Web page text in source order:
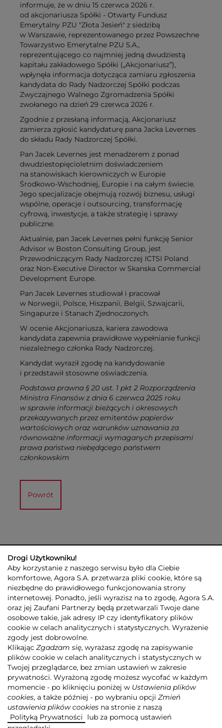
informuje, że w dniu 15 czerwca 2026 r.
od akcjonariusza Spółki - Otwarty Fundusz
Emerytalny PZU "Złota Jesień" z siedzibą
w Warszawie, reprezentowanego przez Powszechne
Towarzystwo Emerytalne PZU S.A.,
reprezentującego co najmniej jedną dwudziestą
kapitału zakładowego Spółki („Akcjonariusz”),
wpłynęła informacja dotycząca zamiaru zgłoszenia
kandydata do Rady Nadzorczej Spółki podczas
Zwyczajnego Walnego Zgromadzenia Spółki
zwołanego na dzień 29 czerwca 2026 r.
Zgodnie z przesłaną informacją, Akcjonariusz
zamierza zgłosić kandydaturę pana Jacka Levernes
do składu Rady Nadzorczej Spółki.
Pan Jacek Levernes jest menadżerem z ponad
dwudziestopięcioletnim doświadczeniem
na stanowiskach kierowniczych w Europie
Środkowo-Wschodniej, Europie i na całym świecie.
Jego specjalizacje obejmują rozwój biznesu, usługi
wspólne, operacje i outsourcing, transformację
cyfrową, inwestycje, a także strategię i sprawy
publiczne.
Aktualnie, pan Jacek Levernes pełni funkcję Senior
Advisor w Boston Consulting Group, jest
Przewodniczącym Rady Nadzorczej ICTSI Poland
oraz Non-Executive Director w Skanska Commercial
Development Europe.
Pan Jacek Levernes studiował i pracował
w Norwegii, Polsce, Hiszpanii, Belgii, Szwajcarii,
Singapurze i Stanach Zjednoczonych.
W ocenie Akcjonariusza, kariera zawodowa
kandydata zapewnia prawidłowe wypełnianie funkcji
niezależnego członka Rady Nadzorczej.
Kandydat wyraził zgodę na kandydowanie
i przedstawił stosowne oświadczenia.
Podstawa prawna § 20 ust. 1 pkt 2 Rozporządzenia
Ministra Finansów z dnia 6 czerwca 2025 roku
w sprawie informacji bieżących i okresowych
przekazywanych przez emitentów papierów
wartościowych oraz warunków uznawania za
równoważne informacji wymaganych przepisami
prawa państwa niebędącego państwem
członkowskim
Powrót
GRUPA AGORA DLA INWESTORÓW DLA MEDIÓW
REKLAMA
ESG
KONTAKT
© 2026 Copyright AGORA SA
POLITYKA PRYWATNOŚCI AGORA S.A.
POLITYKA PRYWATNOŚCI SERWISU AGORA.PL
POLITYKA TRANSPARENTNOŚCI
ZASTRZEŻENIE PRAWNOAUTORSKIE
INFORMACJE O USŁUGACH MEDIALNYCH
MAPA SERWISU RSS
Realizacja
Drogi Użytkowniku!
Aby korzystanie z naszego serwisu było dla Ciebie
komfortowe, Agora S.A. przetwarza pliki cookie, które są
niezbędne do prawidłowego funkcjonowania strony
internetowej. Ponadto, jeśli wyrazisz na to zgodę, Agora S.A.
oraz jej Zaufani Partnerzy będą przetwarzali Twoje dane
osobowe takie, jak adresy IP czy identyfikatory plików
cookie w celach analitycznych i statystycznych. Wyrażenie
zgody jest dobrowolne.
Klikając Zgadzam się, wyrażasz zgodę na zapisywanie
plików cookie w celach analitycznych i statystycznych w
Twojej przeglądarce, bez zmian ustawień w zakresie
prywatności. Wyrażoną zgodę możesz wycofać w każdym
momencie - po kliknięciu poniżej w Ustawienia plików
cookies, a także później - po wybraniu opcji Zmień
ustawienia plików cookies na stronie z naszą
Polityką Prywatności
lub za pomocą ustawień